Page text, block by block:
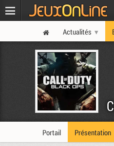
Actualités
Portail Présentation